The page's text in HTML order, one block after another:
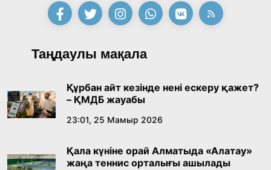
Таңдаулы мақала
Құрбан айт кезінде нені ескеру қажет?
– ҚМДБ жауабы
23:01, 25 Мамыр 2026
Қала күніне орай Алматыда «Алатау»
жаңа теннис орталығы ашылады